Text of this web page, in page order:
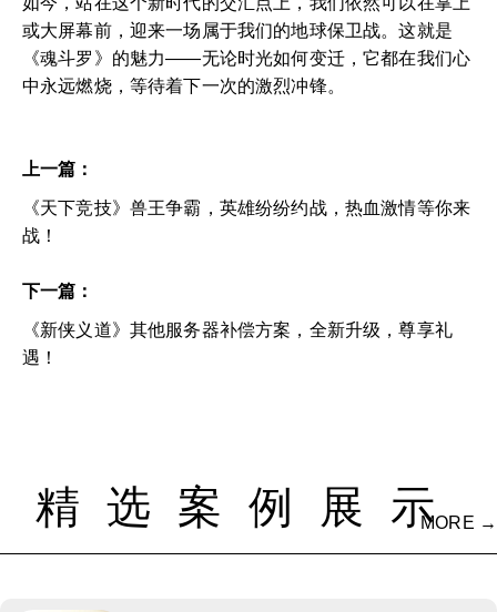
或大屏幕前，迎来一场属于我们的地球保卫战。这就是
《魂斗罗》的魅力——无论时光如何变迁，它都在我们心
中永远燃烧，等待着下一次的激烈冲锋。
上一篇：
《天下竞技》兽王争霸，英雄纷纷约战，热血激情等你来
战！
下一篇：
《新侠义道》其他服务器补偿方案，全新升级，尊享礼
遇！
精选案例展示MORE →